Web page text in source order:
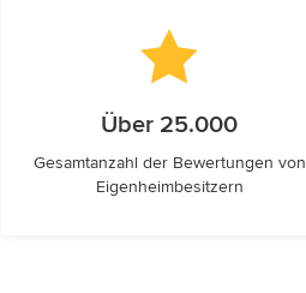
Über 25.000
Gesamtanzahl der Bewertungen von
Eigenheimbesitzern